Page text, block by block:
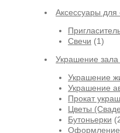
Аксессуары для
Свечи (1)
Украшение
Украшение
Украшение
Прокат
Цветы
Бутоньерки
Оформление